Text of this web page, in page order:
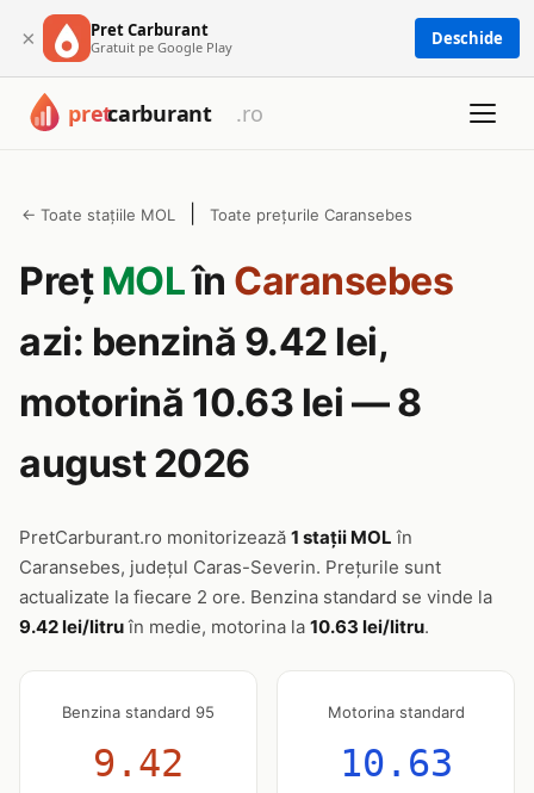
× Pret Carburant
Gratuit pe Google Play Deschide
← Toate stațiile MOL Toate prețurile Caransebes
Preț MOLîn Caransebes
azi: benzină 9.42 lei,
motorină 10.63 lei — 8
august 2026
PretCarburant.ro monitorizează 1 stații MOL în
Caransebes, județul Caras-Severin. Prețurile sunt
actualizate la fiecare 2 ore. Benzina standard se vinde la
9.42 lei/litruîn medie, motorina la 10.63 lei/litru.
Benzina standard 95
9.42
Motorina standard
10.63